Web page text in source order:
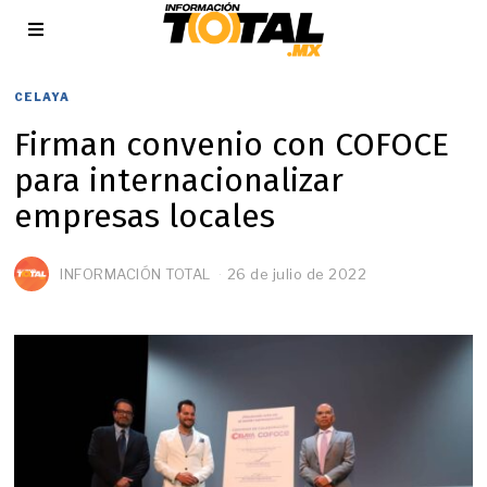
CELAYA
Firman convenio con COFOCE
para internacionalizar
empresas locales
INFORMACIÓN TOTAL 26 de julio de 2022